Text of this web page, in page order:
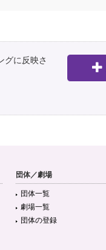
グに反映さ
団体／劇場
団体一覧
劇場一覧
団体の登録